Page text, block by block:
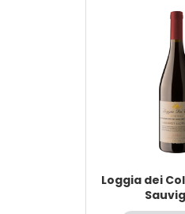
Loggia dei